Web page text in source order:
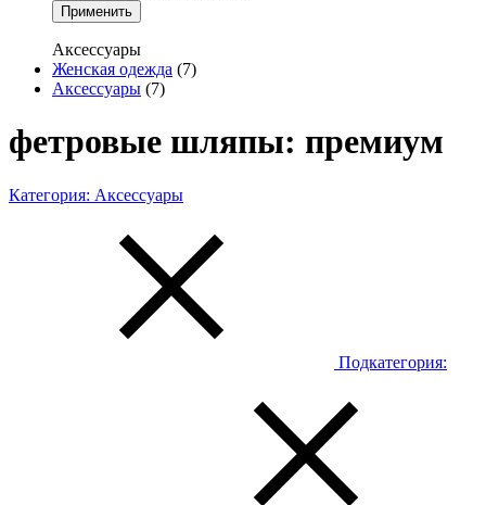
Применить
Аксессуары
Женская одежда (7)
Аксессуары (7)
фетровые шляпы: премиум
Категория: Аксессуары
Подкатегория: